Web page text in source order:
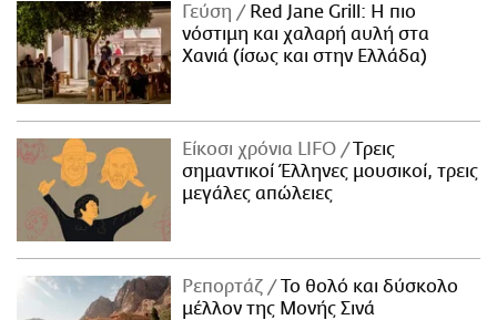
Γεύση
Red Jane Grill: Η πιο
νόστιμη και χαλαρή αυλή στα
Χανιά (ίσως και στην Ελλάδα)
Είκοσι χρόνια LIFO
Tρεις
σημαντικοί Έλληνες μουσικοί, τρεις
μεγάλες απώλειες
Ρεπορτάζ
Το θολό και δύσκολο
μέλλον της Μονής Σινά